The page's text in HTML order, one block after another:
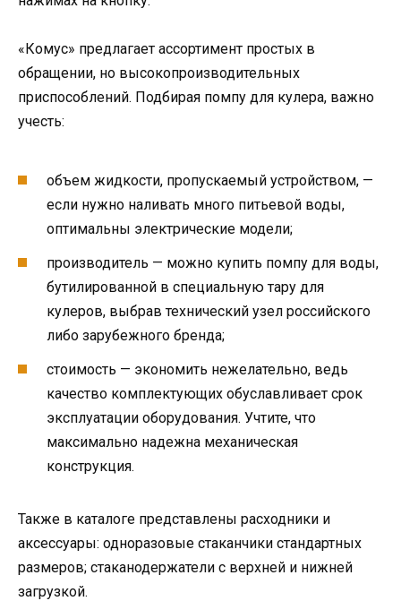
«Комус» предлагает ассортимент простых в
обращении, но высокопроизводительных
приспособлений. Подбирая помпу для кулера, важно
учесть:
объем жидкости, пропускаемый устройством, —
если нужно наливать много питьевой воды,
оптимальны электрические модели;
производитель — можно купить помпу для воды,
бутилированной в специальную тару для
кулеров, выбрав технический узел российского
либо зарубежного бренда;
стоимость — экономить нежелательно, ведь
качество комплектующих обуславливает срок
эксплуатации оборудования. Учтите, что
максимально надежна механическая
конструкция.
Также в каталоге представлены расходники и
аксессуары: одноразовые стаканчики стандартных
размеров; стаканодержатели с верхней и нижней
загрузкой.